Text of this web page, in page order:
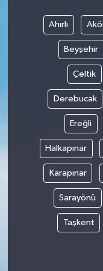
Ahırlı
Beyşehir
Çeltik
Derebucak
Ereğli
Halkapınar
Karapınar
Sarayönü
Taşkent